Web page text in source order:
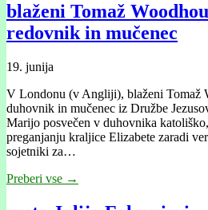
blaženi Tomaž
redovnik in mučenec
19. junija
V Londonu (v Angliji), blaženi Tomaž
duhovnik in mučenec iz Družbe
Marijo posvečen v duhovnika
preganjanju kraljice Elizabete zaradi
sojetniki za…
Preberi vse →